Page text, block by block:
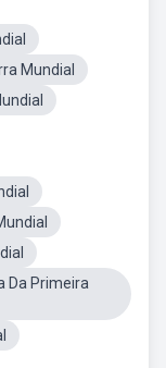
Mundial
Da Primeira